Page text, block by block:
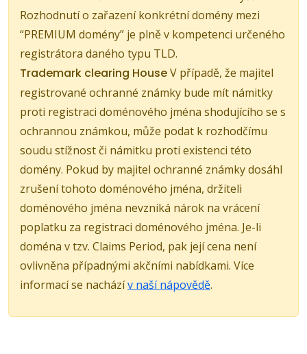
Rozhodnutí o zařazení konkrétní domény mezi
“PREMIUM domény” je plně v kompetenci určeného
registrátora daného typu TLD.
Trademark clearing HouseV případě, že majitel
registrované ochranné známky bude mít námitky
proti registraci doménového jména shodujícího se s
ochrannou známkou, může podat k rozhodčímu
soudu stížnost či námitku proti existenci této
domény. Pokud by majitel ochranné známky dosáhl
zrušení tohoto doménového jména, držiteli
doménového jména nevzniká nárok na vrácení
poplatku za registraci doménového jména. Je-li
doména v tzv. Claims Period, pak její cena není
ovlivněna případnými akčními nabídkami. Více
informací se nacházív naší nápovědě.